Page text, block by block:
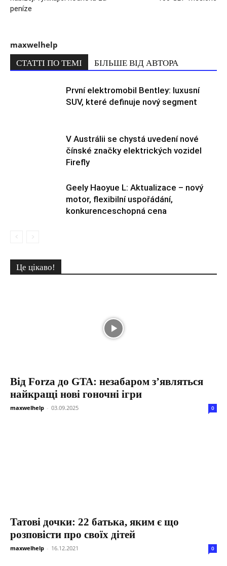
peníze
maxwelhelp
СТАТТІ ПО ТЕМІ БІЛЬШЕ ВІД АВТОРА
První elektromobil Bentley: luxusní
SUV, které definuje nový segment
V Austrálii se chystá uvedení nové
čínské značky elektrických vozidel
Firefly
Geely Haoyue L: Aktualizace – nový
motor, flexibilní uspořádání,
konkurenceschopná cena
Це цікаво!
Від Forza до GTA: незабаром з’являться
найкращі нові гоночні ігри
maxwelhelp - 03.09.2025 0
Татові дочки: 22 батька, яким є що
розповісти про своїх дітей
maxwelhelp - 16.12.2021 0